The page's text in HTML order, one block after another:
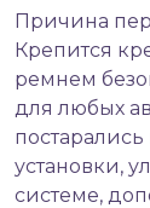
Причина
Крепится
ремнем
для любых
установки,
системе,